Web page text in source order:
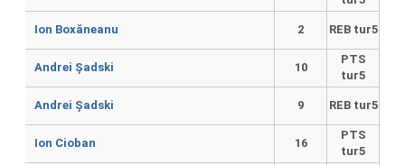
Ion Boxăneanu 2 REB tur5
Andrei Șadski 10
PTS
tur5
Andrei Șadski 9 REB tur5
Ion Cioban 16
PTS
tur5